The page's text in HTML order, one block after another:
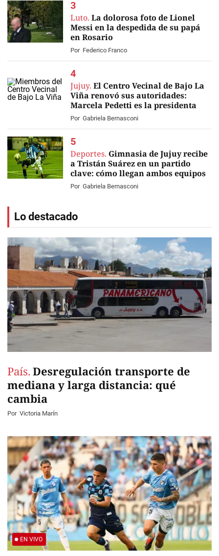
Luto. La dolorosa foto de Lionel
Messi en la despedida de su papá
en Rosario
Por Federico Franco
Jujuy. El Centro Vecinal de Bajo La
Viña renovó sus autoridades:
Marcela Pedetti es la presidenta
Por Gabriela Bernasconi
Deportes. Gimnasia de Jujuy recibe
a Tristán Suárez en un partido
clave: cómo llegan ambos equipos
Por Gabriela Bernasconi
Lo destacado
País. Desregulación transporte de
mediana y larga distancia: qué
cambia
Por Victoria Marín
EN VIVO